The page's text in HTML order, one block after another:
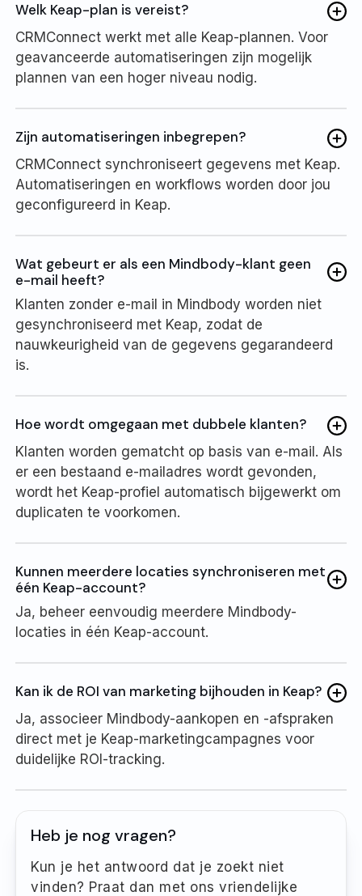
Welk Keap-plan is vereist?
CRMConnect werkt met alle Keap-plannen. Voor
geavanceerde automatiseringen zijn mogelijk
plannen van een hoger niveau nodig.
Zijn automatiseringen inbegrepen?
CRMConnect synchroniseert gegevens met Keap.
Automatiseringen en workflows worden door jou
geconfigureerd in Keap.
Wat gebeurt er als een Mindbody-klant geen
e-mail heeft?
Klanten zonder e-mail in Mindbody worden niet
gesynchroniseerd met Keap, zodat de
nauwkeurigheid van de gegevens gegarandeerd
is.
Hoe wordt omgegaan met dubbele klanten?
Klanten worden gematcht op basis van e-mail. Als
er een bestaand e-mailadres wordt gevonden,
wordt het Keap-profiel automatisch bijgewerkt om
duplicaten te voorkomen.
Kunnen meerdere locaties synchroniseren met
één Keap-account?
Ja, beheer eenvoudig meerdere Mindbody-
locaties in één Keap-account.
Kan ik de ROI van marketing bijhouden in Keap?
Ja, associeer Mindbody-aankopen en -afspraken
direct met je Keap-marketingcampagnes voor
duidelijke ROI-tracking.
Heb je nog vragen?
Kun je het antwoord dat je zoekt niet
vinden? Praat dan met ons vriendelijke